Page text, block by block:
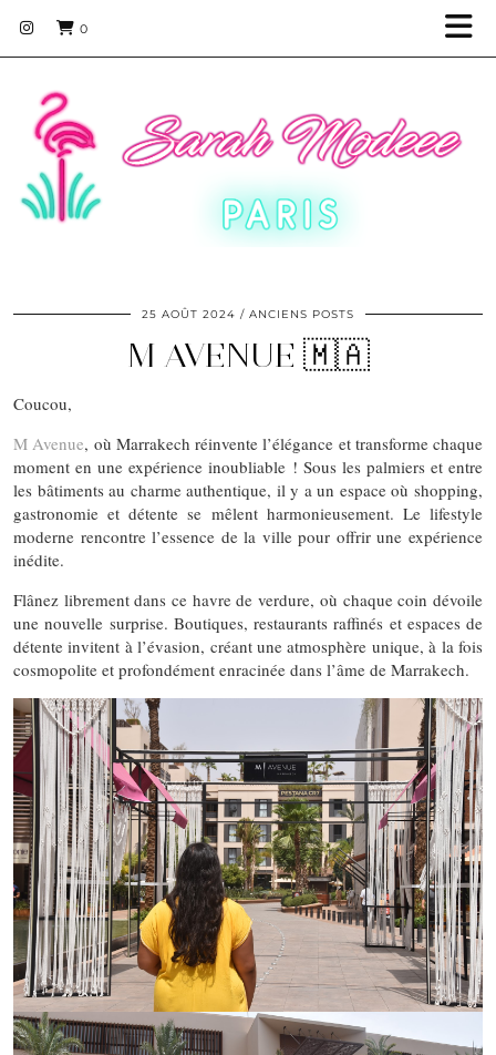
0
25 AOÛT 2024 ANCIENS POSTS
M AVENUE 🇲🇦
Coucou,
M Avenue, où Marrakech réinvente l’élégance et transforme chaque
moment en une expérience inoubliable ! Sous les palmiers et entre
les bâtiments au charme authentique, il y a un espace où shopping,
gastronomie et détente se mêlent harmonieusement. Le lifestyle
moderne rencontre l’essence de la ville pour offrir une expérience
inédite.
Flânez librement dans ce havre de verdure, où chaque coin dévoile
une nouvelle surprise. Boutiques, restaurants raffinés et espaces de
détente invitent à l’évasion, créant une atmosphère unique, à la fois
cosmopolite et profondément enracinée dans l’âme de Marrakech.